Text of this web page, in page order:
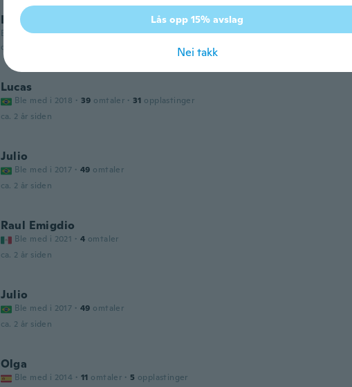
Brandon
Ble med i 2017 · 71 omtaler · 21 opplastinger
ca. 2 år siden
Lucas
Ble med i 2018 · 39 omtaler · 31 opplastinger
ca. 2 år siden
Julio
Ble med i 2017 · 49 omtaler
ca. 2 år siden
Raul Emigdio
Ble med i 2021 · 4 omtaler
ca. 2 år siden
Julio
Ble med i 2017 · 49 omtaler
ca. 2 år siden
Olga
Ble med i 2014 · 11 omtaler · 5 opplastinger
Lås opp 15% avslag
Nei takk